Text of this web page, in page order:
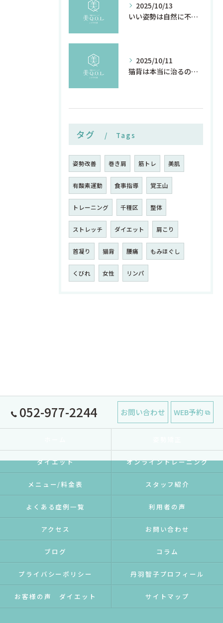
2025/10/13
いい姿勢は自然に不調を直す
2025/10/11
猫背は本当に治るのか
タグ Tags
姿勢改善 巻き肩 筋トレ 美肌
有酸素運動 食事指導 覚王山
トレーニング 千種区 整体
ストレッチ ダイエット 肩こり
首凝り 猫背 腰痛 もみほぐし
くびれ 女性 リンパ
052-977-2244 お問い合わせ WEB予約
ダイエット オンライントレーニング
メニュー/料金表 スタッフ紹介
よくある症例一覧 利用者の声
アクセス お問い合わせ
ブログ コラム
プライバシーポリシー 丹羽智子プロフィール
お客様の声 ダイエット サイトマップ